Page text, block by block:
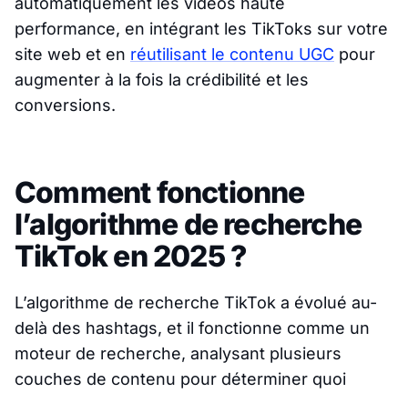
performance, en intégrant les TikToks sur votre
site web et en réutilisant le contenu UGC pour
augmenter à la fois la crédibilité et les
conversions.
Comment fonctionne
l’algorithme de recherche
TikTok en 2025 ?
L’algorithme de recherche TikTok a évolué au-
delà des hashtags, et il fonctionne comme un
moteur de recherche, analysant plusieurs
couches de contenu pour déterminer quoi